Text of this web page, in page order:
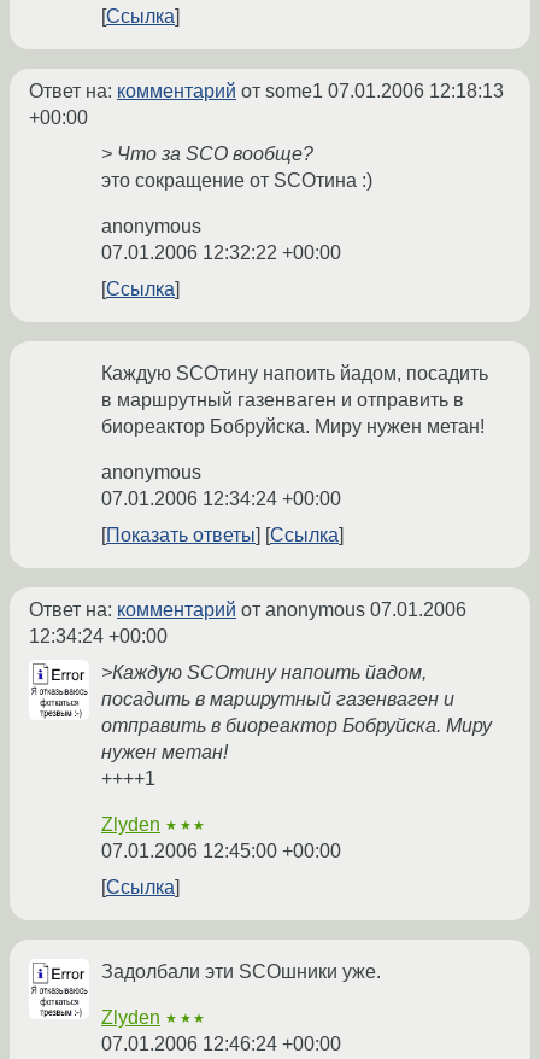
Ссылка
Ответ на: комментарий от some1 07.01.2006 12:18:13
+00:00
> Что за SCO вообще?
это сокращение от SCOтина :)
anonymous
07.01.2006 12:32:22 +00:00
Ссылка
Каждую SCOтину напоить йадом, посадить
в маршрутный газенваген и отправить в
биореактор Бобруйска. Миру нужен метан!
anonymous
07.01.2006 12:34:24 +00:00
Показать ответы
Ссылка
Ответ на: комментарий от anonymous 07.01.2006
12:34:24 +00:00
>Каждую SCOтину напоить йадом,
посадить в маршрутный газенваген и
отправить в биореактор Бобруйска. Миру
нужен метан!
++++1
Zlyden ★★★
07.01.2006 12:45:00 +00:00
Ссылка
Задолбали эти SCOшники уже.
Zlyden ★★★
07.01.2006 12:46:24 +00:00